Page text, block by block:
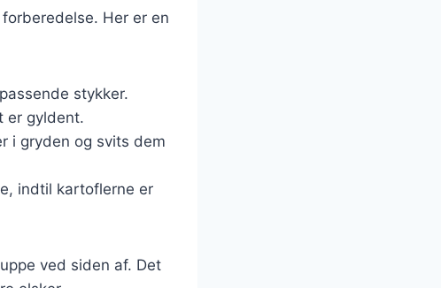
Her er en
stykker.
er gyldent.
i gryden og svits dem
indtil kartoflerne er
ved siden af. Det